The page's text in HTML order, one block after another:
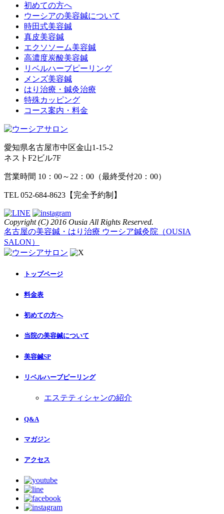
初めての方へ
ウーシアの美容鍼について
時田式美容鍼
真皮美容鍼
エクソソーム美容鍼
高濃度炭酸美容鍼
リベルハーブピーリング
メンズ美容鍼
はり治療・鍼灸治療
特殊カッピング
コース案内・料金
愛知県名古屋市中区金山1-15-2
ネストF2ビル7F
営業時間 10：00～22：00（最終受付20：00）
TEL 052-684-8623 【完全予約制】
Copyright (C) 2016 Ousia All Rights Reserved.
名古屋の美容鍼・はり治療 ウーシア鍼灸院（OUSIA
SALON）
トップページ
料金表
初めての方へ
当院の美容鍼について
美容鍼SP
リベルハーブピーリング
エステティシャンの紹介
Q&A
マガジン
アクセス